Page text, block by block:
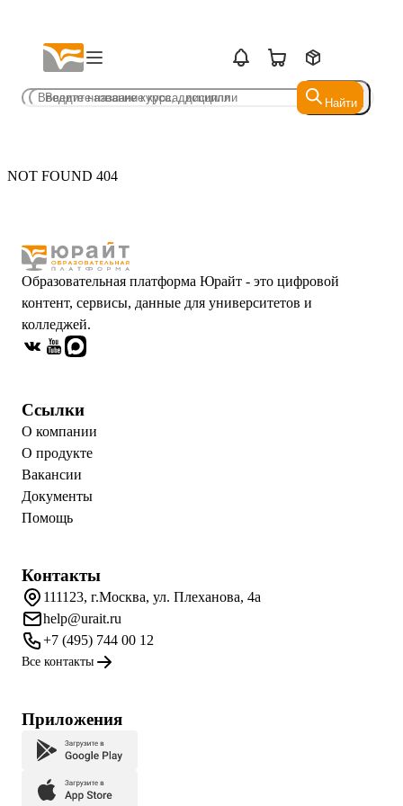
Найти
Найти
NOT FOUND 404
Образовательная платформа Юрайт - это цифровой
контент, сервисы, данные для университетов и
колледжей.
Ссылки
О компании
О продукте
Вакансии
Документы
Помощь
Контакты
111123, г.Москва, ул. Плеханова, 4а
help@urait.ru
+7 (495) 744 00 12
Все контакты
Приложения